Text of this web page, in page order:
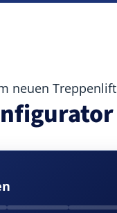
neuen Treppenlift